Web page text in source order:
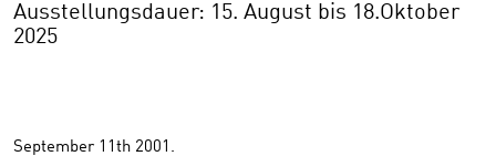
Ausstellungsdauer: 15. August bis 18.Oktober
2025
September 11th 2001.